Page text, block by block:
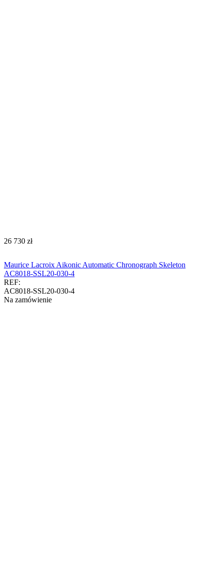
‍26 730‍ zł
Maurice Lacroix Aikonic Automatic Chronograph Skeleton
AC8018-SSL20-030-4
REF:
AC8018-SSL20-030-4
Na zamówienie